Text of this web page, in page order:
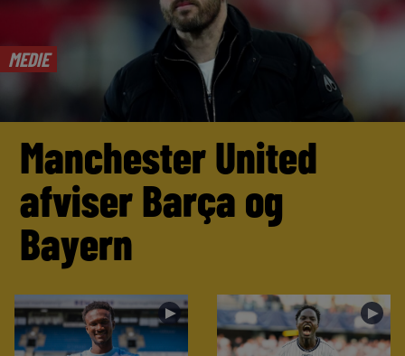
MEDIE
Manchester United
afviser Barça og
Bayern
► ►